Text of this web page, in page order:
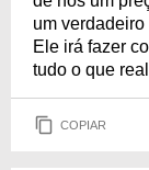
um
Ele irá fazer
tudo o que
COPIAR